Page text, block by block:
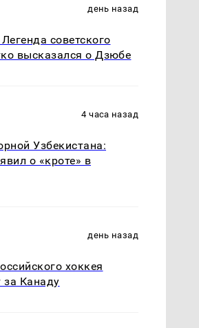
день назад
советского
высказался о Дзюбе
4 часа назад
Узбекистана:
о «кроте» в
день назад
хоккея
за Канаду